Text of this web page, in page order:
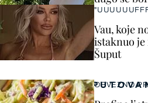
Vau, koje
istaknuo je
Šuput
OBVEZNO